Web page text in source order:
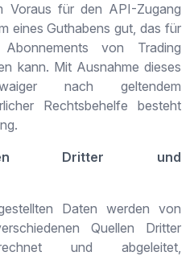
Voraus für den API-Zugang
eines Guthabens gut, das für
von Trading
kann. Mit Ausnahme dieses
nach geltendem
Rechtsbehelfe besteht
Dritter und
Daten werden von
Quellen Dritter
und abgeleitet,